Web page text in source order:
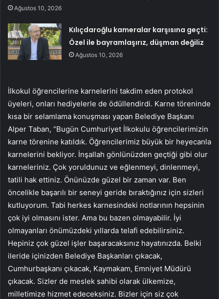
Ağustos 10, 2026
Kılıçdaroğlu kameralar karşısına geçti:
Özel ile bayramlaşırız, düşman değiliz
Ağustos 10, 2026
İlkokul öğrencilerine karnelerini takdim eden protokol
üyeleri, onları hediyelerle de ödüllendirdi. Karne töreninde
kısa bir selamlama konuşması yapan Belediye Başkanı
Alper Taban, “Bugün Cumhuriyet İlkokulu öğrencilerimizin
karne törenine katıldık. Öğrencilerimiz büyük bir heyecanla
karnelerini bekliyor. İnşallah gönlünüzden geçtiği gibi olur
karneleriniz. Çok yoruldunuz ve eğlenmeyi, dinlenmeyi,
tatili hak ettiniz. Önünüzde güzel bir zaman var. Ben
öncelikle başarılı bir seneyi geride bıraktığınız için sizleri
kutluyorum. Tabi herkes karnesindeki notlarının hepsinin
çok iyi olmasını ister. Ama bu bazen olmayabilir. İyi
olmayanları önümüzdeki yıllarda telafi edebilirsiniz.
Hepiniz çok güzel işler başaracaksınız hayatınızda. Belki
ileride içinizden Belediye Başkanları çıkacak,
Cumhurbaşkanı çıkacak, Kaymakam, Emniyet Müdürü
çıkacak. Sizler de meslek sahibi olarak ülkemize,
milletimize hizmet edeceksiniz. Bizler için siz çok